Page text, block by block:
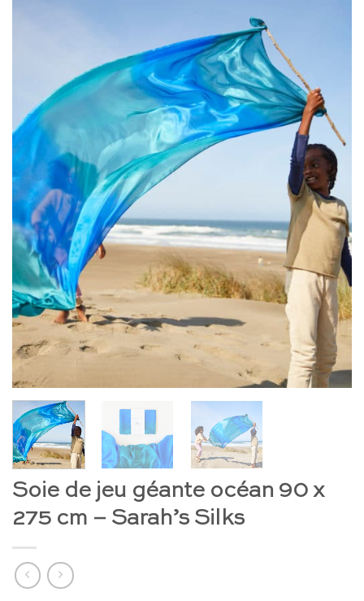
Soie de jeu géante océan 90 x
275 cm – Sarah’s Silks